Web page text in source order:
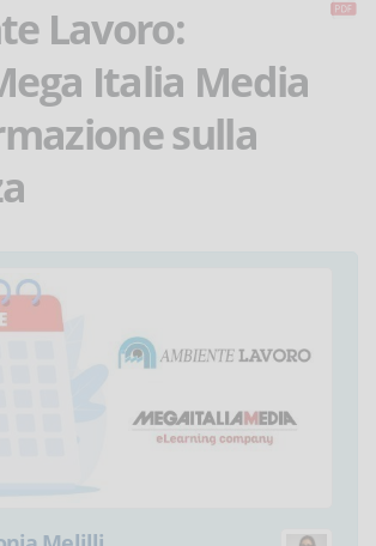
Lavoro:
Italia Media
sulla